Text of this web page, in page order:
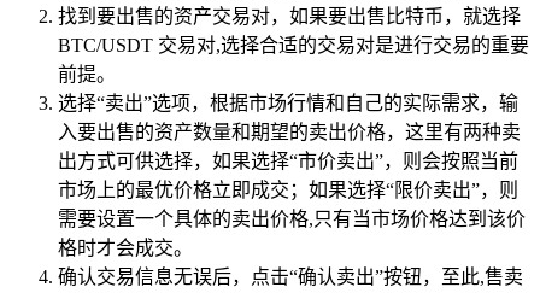
找到要出售的资产交易对，如果要出售比特币，就选择
BTC/USDT 交易对,选择合适的交易对是进行交易的重要
前提。
选择“卖出”选项，根据市场行情和自己的实际需求，输
入要出售的资产数量和期望的卖出价格，这里有两种卖
出方式可供选择，如果选择“市价卖出”，则会按照当前
市场上的最优价格立即成交；如果选择“限价卖出”，则
需要设置一个具体的卖出价格,只有当市场价格达到该价
格时才会成交。
确认交易信息无误后，点击“确认卖出”按钮，至此,售卖